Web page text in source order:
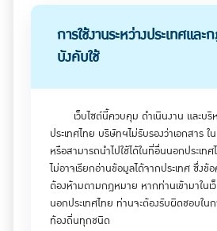
3. เมื่อท่านเข้ามาใช้บริการเว็บไซ
กับการทำธุรกรรมนั้นทุกกรณี โดยไม่มีเงื่อ
ไม่รับผิดชอบใด ๆ ทั้งสิ้น
ด้านการรักษาความปลอดภัยอย่างสูง เพื่
ข้อมูลส่วนตัวหรือข้อมูล ที่เป็นความลับของ
อำนาจ แต่เป็นที่เข้าใจกันโดยทั่วไปว่าการ
อินเทอร์เน็ตนั้น ไม่สามารถรับรองความป
แบบ ไม่ว่าในกรณีใด ๆ ก็ตาม ด้วยเหตุผล
สามารถให้การรับรองถึงความปลอดภัยใ
ทางอินเทอร์เน็ตได้ ไม่ว่าจะเป็นการที่ท่านส่
การใช้งานระหว่างประเทศแล
บังคับใช้
เว็บไซต์นี้ควบคุม ดำเนินงาน และบ
ประเทศไทย บริษัทฯไม่รับรองว่าเอกสาร ใ
หรือสามารถนำไปใช้ได้ในที่อื่นนอกประเท
ไม่อาจเรียกอ่านข้อมูลได้จากประเทศ ซึ่งข้
ต้องห้ามตามกฎหมาย หากท่านเข้ามาใน
นอกประเทศไทย ท่านจะต้องรับผิดชอบใ
ท้องถิ่นทุกชนิด